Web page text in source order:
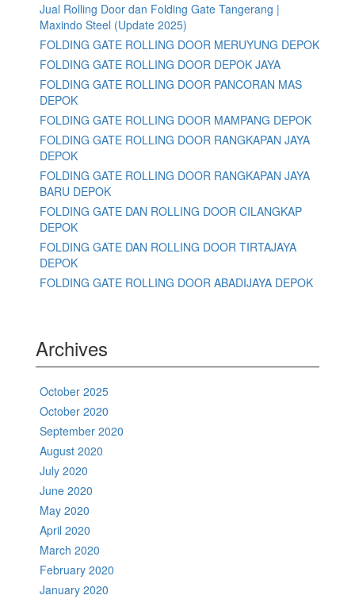
Jual Rolling Door dan Folding Gate Tangerang |
Maxindo Steel (Update 2025)
FOLDING GATE ROLLING DOOR MERUYUNG DEPOK
FOLDING GATE ROLLING DOOR DEPOK JAYA
FOLDING GATE ROLLING DOOR PANCORAN MAS
DEPOK
FOLDING GATE ROLLING DOOR MAMPANG DEPOK
FOLDING GATE ROLLING DOOR RANGKAPAN JAYA
DEPOK
FOLDING GATE ROLLING DOOR RANGKAPAN JAYA
BARU DEPOK
FOLDING GATE DAN ROLLING DOOR CILANGKAP
DEPOK
FOLDING GATE DAN ROLLING DOOR TIRTAJAYA
DEPOK
FOLDING GATE ROLLING DOOR ABADIJAYA DEPOK
Archives
October 2025
October 2020
September 2020
August 2020
July 2020
June 2020
May 2020
April 2020
March 2020
February 2020
January 2020